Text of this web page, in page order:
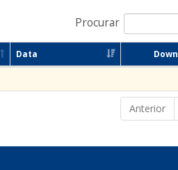
Procurar
Data
Anterior